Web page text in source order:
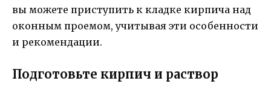
вы можете приступить к кладке кирпича над
оконным проемом, учитывая эти особенности
и рекомендации.
Подготовьте кирпич и раствор